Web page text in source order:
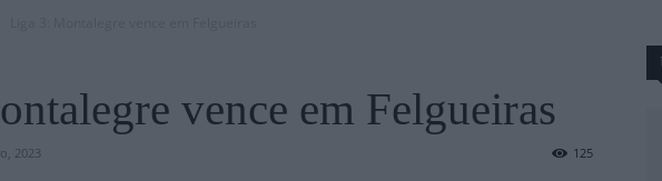
vence em Felgueiras
2023 125